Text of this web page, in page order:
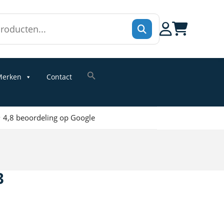
Contact
4,8 beoordeling op Google